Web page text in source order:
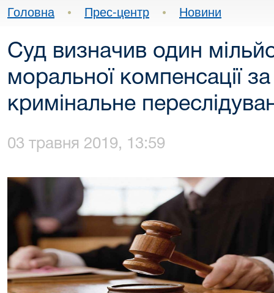
Головна • Прес-центр • Новини
Суд визначив один
моральної компенсації
кримінальне
03 травня 2019, 13:59